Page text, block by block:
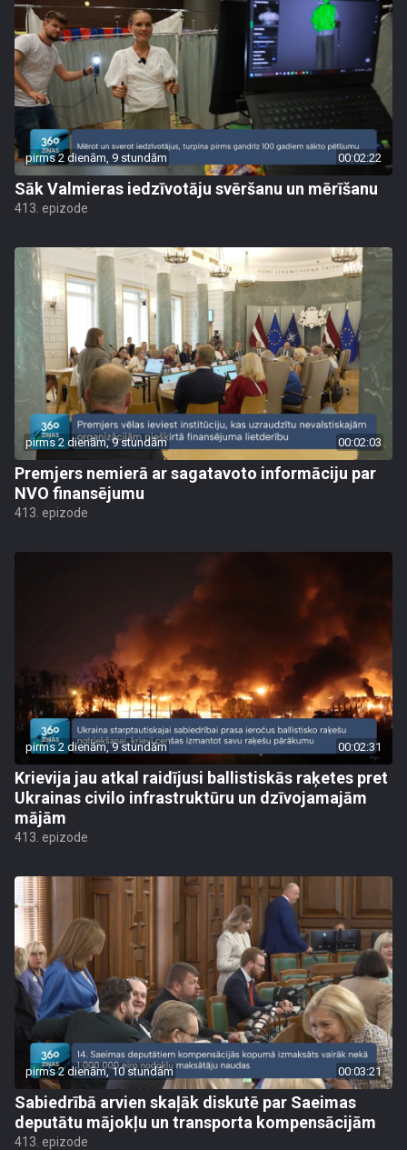
pirms 2 dienām, 9 stundām 00:02:22
Sāk Valmieras iedzīvotāju svēršanu un mērīšanu
413. epizode
pirms 2 dienām, 9 stundām 00:02:03
Premjers nemierā ar sagatavoto informāciju par
NVO finansējumu
413. epizode
pirms 2 dienām, 9 stundām 00:02:31
Krievija jau atkal raidījusi ballistiskās raķetes pret
Ukrainas civilo infrastruktūru un dzīvojamajām
mājām
413. epizode
pirms 2 dienām, 10 stundām 00:03:21
Sabiedrībā arvien skaļāk diskutē par Saeimas
deputātu mājokļu un transporta kompensācijām
413. epizode